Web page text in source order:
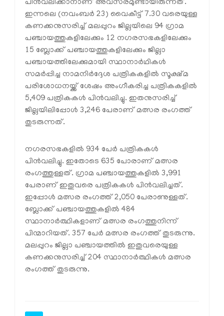
പിന്‍വലിക്കാനാണ് അവസരമുണ്ടായിരുന്നത്.
ഇന്നലെ (നവംബര്‍ 23) വൈകീട്ട് 7.30 വരെയുള്ള
കണക്കനുസരിച്ച് മലപ്പുറം ജില്ലയിലെ 94 ഗ്രാമ
പഞ്ചായത്തുകളിലേക്കും 12 നഗരസഭകളിലേക്കും
15 ബ്ലോക്ക് പഞ്ചായത്തുകളിലേക്കും ജില്ലാ
പഞ്ചായത്തിലേക്കുമായി സ്ഥാനാര്‍ഥികള്‍
സമര്‍പ്പിച്ച നാമനിര്‍ദ്ദേശ പത്രികകളില്‍ സൂക്ഷ്മ
പരിശോധനയ്ക്ക് ശേഷം അംഗീകരിച്ച പത്രികകളില്‍
5,409 പത്രികകള്‍ പിന്‍വലിച്ചു. ഇതനുസരിച്ച്
ജില്ലയിലിപ്പോള്‍ 3,246 പേരാണ് മത്സര രംഗത്ത്
തുടരുന്നത്.
നഗരസഭകളില്‍ 934 പേര്‍ പത്രികകള്‍
പിന്‍വലിച്ചു. ഇതോടെ 635 പോരാണ് മത്സര
രംഗത്തുള്ളത്. ഗ്രാമ പഞ്ചായത്തുകളില്‍ 3,991
പേരാണ് ഇതുവരെ പത്രികകള്‍ പിന്‍വലിച്ചത്.
ഇപ്പോള്‍ മത്സര രംഗത്ത് 2,050 പേരാണുള്ളത്.
ബ്ലോക്ക് പഞ്ചായത്തുകളില്‍ 484
സ്ഥാനാര്‍ത്ഥികളാണ് മത്സര രംഗത്തുനിന്ന്
പിന്മാറിയത്. 357 പേര്‍ മത്സര രംഗത്ത് തുടരുന്നു.
മലപ്പുറം ജില്ലാ പഞ്ചായത്തില്‍ ഇതുവരെയുള്ള
കണക്കനുസരിച്ച് 204 സ്ഥാനാര്‍ത്ഥികള്‍ മത്സര
രംഗത്ത് തുടരുന്നു.